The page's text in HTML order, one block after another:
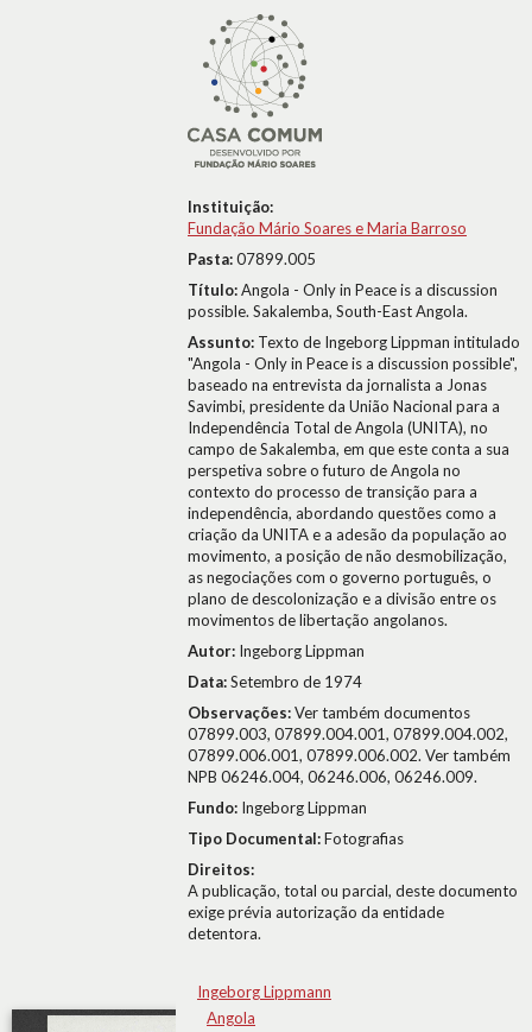
Instituição:
Fundação Mário Soares e Maria Barroso
Pasta:07899.005
Título:Angola - Only in Peace is a discussion
possible. Sakalemba, South-East Angola.
Assunto: Texto de Ingeborg Lippman intitulado
"Angola - Only in Peace is a discussion possible",
baseado na entrevista da jornalista a Jonas
Savimbi, presidente da União Nacional para a
Independência Total de Angola (UNITA), no
campo de Sakalemba, em que este conta a sua
perspetiva sobre o futuro de Angola no
contexto do processo de transição para a
independência, abordando questões como a
criação da UNITA e a adesão da população ao
movimento, a posição de não desmobilização,
as negociações com o governo português, o
plano de descolonização e a divisão entre os
movimentos de libertação angolanos.
Autor: Ingeborg Lippman
Data:Setembro de 1974
Observações:Ver também documentos
07899.003, 07899.004.001, 07899.004.002,
07899.006.001, 07899.006.002. Ver também
NPB 06246.004, 06246.006, 06246.009.
Fundo: Ingeborg Lippman
Tipo Documental:Fotografias
Direitos:
A publicação, total ou parcial, deste documento
exige prévia autorização da entidade
detentora.
Ingeborg Lippmann
Angola